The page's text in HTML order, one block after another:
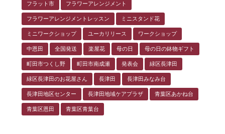
フラット市 フラワーアレンジメント
フラワーアレンジメントレッスン ミニスタンド花
ミニワークショップ ユーカリリース ワークショップ
中恩田 全国発送 楽屋花 母の日 母の日の鉢物ギフト
町田市つくし野 町田市南成瀬 発表会 緑区長津田
緑区長津田のお花屋さん 長津田 長津田みなみ台
長津田地区センター 長津田地域ケアプラザ 青葉区あかね台
青葉区恩田 青葉区青葉台